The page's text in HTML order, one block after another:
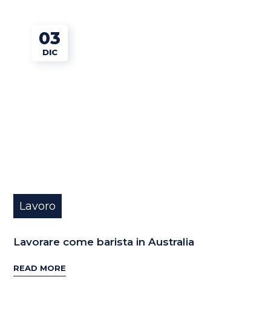
03
DIC
Lavoro
Lavorare come barista in Australia
READ MORE